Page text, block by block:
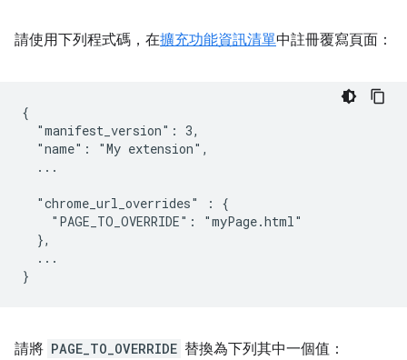
請使用下列程式碼，在擴充功能資訊清單中註冊覆寫頁面：
{
  "manifest_version": 3,
  "name": "My extension",
  ...
  "chrome_url_overrides" : {
    "PAGE_TO_OVERRIDE": "myPage.html"
  },
  ...
請將 PAGE_TO_OVERRIDE 替換為下列其中一個值：